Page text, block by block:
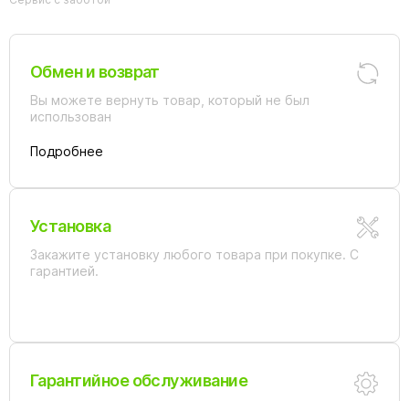
Обмен и возврат
Вы можете вернуть товар, который не был
использован
Подробнее
Установка
Закажите установку любого товара при покупке. С
гарантией.
Гарантийное обслуживание